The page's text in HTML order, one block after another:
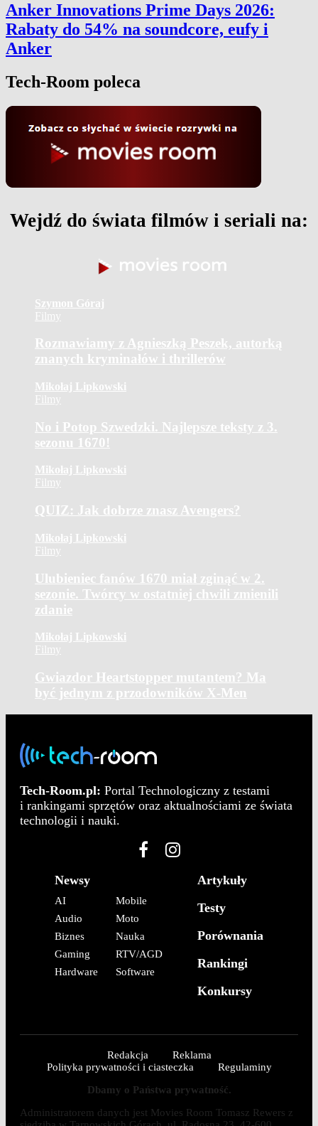
Anker Innovations Prime Days 2026:
Rabaty do 54% na soundcore, eufy i
Anker
Tech-Room poleca
Wejdź do świata filmów i seriali na:
Szymon Góraj
Filmy
Rozmawiamy z Agnieszką Peszek, autorką
znanych kryminałów i thrillerów
Mikołaj Lipkowski
Filmy
No i Potop Szwedzki. Najlepsze teksty z 3.
sezonu 1670!
Mikołaj Lipkowski
Filmy
QUIZ: Jak dobrze znasz Avengers?
Mikołaj Lipkowski
Filmy
Ulubieniec fanów 1670 miał zginąć w 2.
sezonie. Twórcy w ostatniej chwili zmienili
zdanie
Mikołaj Lipkowski
Filmy
Gwiazdor Heartstopper mutantem? Ma
być jednym z przodowników X-Men
Tech-Room.pl: Portal Technologiczny z testami
i rankingami sprzętów oraz aktualnościami ze świata
technologii i nauki.
Newsy
AI
Audio
Biznes
Gaming
Hardware
Mobile
Moto
Nauka
RTV/AGD
Software
Artykuły
Testy
Porównania
Rankingi
Konkursy
Redakcja
Reklama
Polityka prywatności i ciasteczka
Regulaminy
Dbamy o Państwa prywatność.
Administratorem danych jest Movies Room Tomasz Rewers z